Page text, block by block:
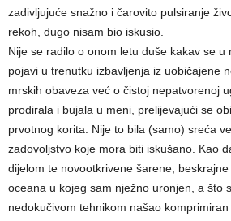
zadivljujuće snažno i čarovito pulsiranje
rekoh, dugo nisam bio iskusio.
Nije se radilo o onom letu duše kakav se u
pojavi u trenutku izbavljenja iz uobičajene
mrskih obaveza već o čistoj nepatvorenoj
prodirala i bujala u meni, prelijevajući se
prvotnog korita. Nije to bila (samo) sreća
zadovoljstvo koje mora biti iskušano. Kao
dijelom te novootkrivene šarene,
oceana u kojeg sam nježno uronjen, a što
nedokučivom tehnikom našao